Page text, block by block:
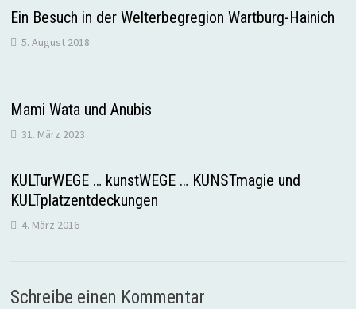
Ein Besuch in der Welterbegregion Wartburg-Hainich
5. August 2018
Mami Wata und Anubis
31. März 2023
KULTurWEGE … kunstWEGE … KUNSTmagie und
KULTplatzentdeckungen
4. März 2016
Schreibe einen Kommentar